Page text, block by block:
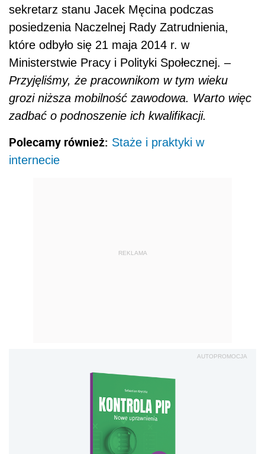
sekretarz stanu Jacek Męcina podczas
posiedzenia Naczelnej Rady Zatrudnienia,
które odbyło się 21 maja 2014 r. w
Ministerstwie Pracy i Polityki Społecznej. –
Przyjęliśmy, że pracownikom w tym wieku
grozi niższa mobilność zawodowa. Warto więc
zadbać o podnoszenie ich kwalifikacji.
Polecamy również: Staże i praktyki w
internecie
REKLAMA
AUTOPROMOCJA